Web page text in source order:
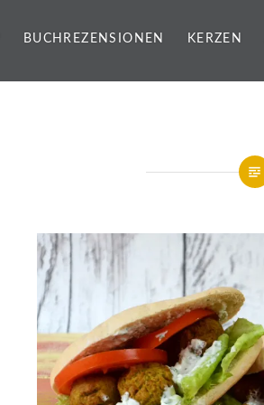
BUCHREZENSIONEN KERZEN